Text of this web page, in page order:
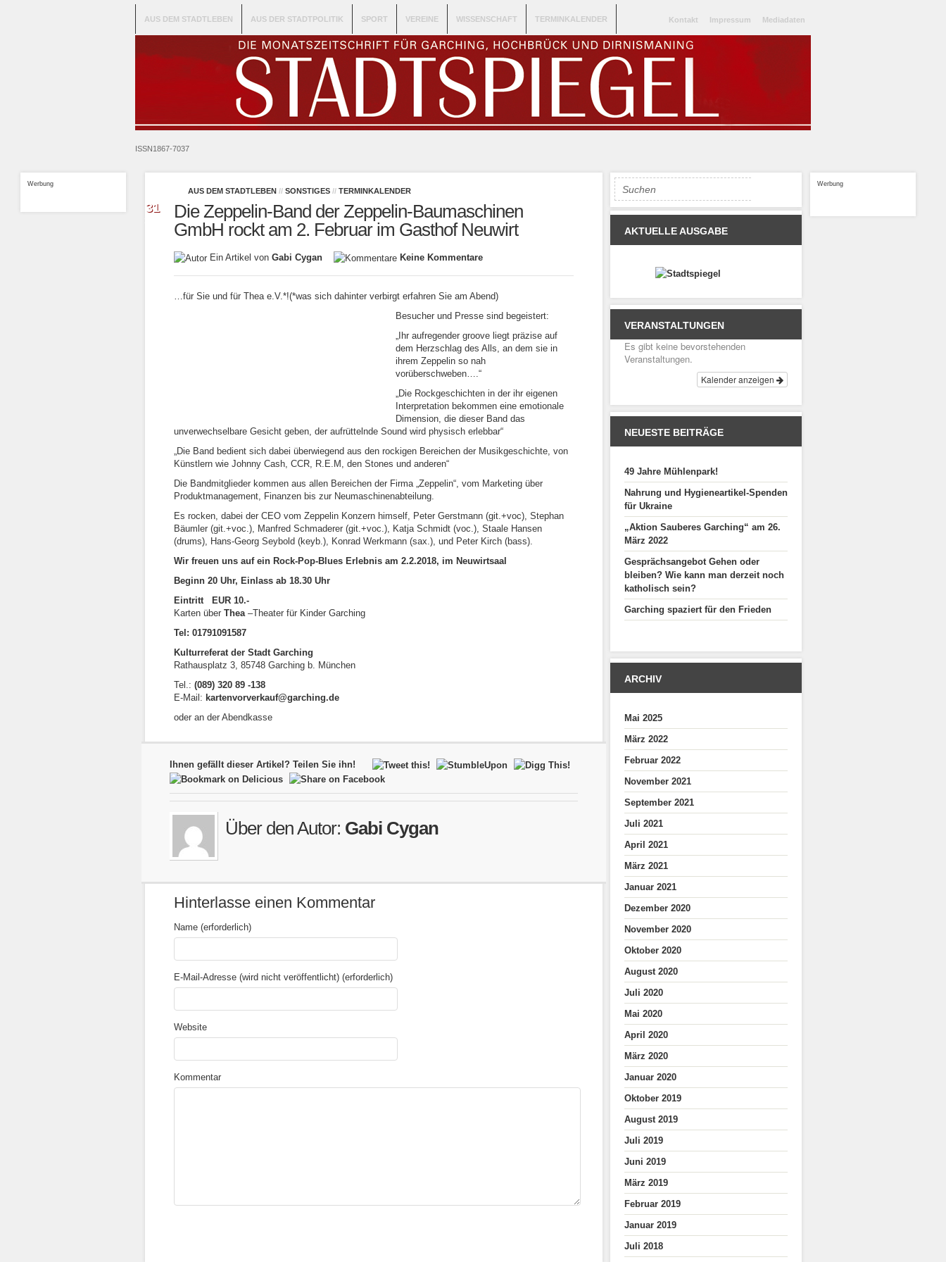
ISSN1867-7037
AUS DEM STADTLEBEN AUS DER STADTPOLITIK SPORT VEREINE WISSENSCHAFT TERMINKALENDER Kontakt Impressum Mediadaten
31
AUS DEM STADTLEBEN // SONSTIGES // TERMINKALENDER
Die Zeppelin-Band der Zeppelin-Baumaschinen
GmbH rockt am 2. Februar im Gasthof Neuwirt
Ein Artikel von Gabi Cygan Keine Kommentare
…für Sie und für Thea e.V.*!(*was sich dahinter verbirgt erfahren Sie am Abend)
Besucher und Presse sind begeistert:
„Ihr aufregender groove liegt präzise auf
dem Herzschlag des Alls, an dem sie in
ihrem Zeppelin so nah
vorüberschweben….“
„Die Rockgeschichten in der ihr eigenen
Interpretation bekommen eine emotionale
Dimension, die dieser Band das
unverwechselbare Gesicht geben, der aufrüttelnde Sound wird physisch erlebbar“
„Die Band bedient sich dabei überwiegend aus den rockigen Bereichen der Musikgeschichte, von
Künstlern wie Johnny Cash, CCR, R.E.M, den Stones und anderen“
Die Bandmitglieder kommen aus allen Bereichen der Firma „Zeppelin“, vom Marketing über
Produktmanagement, Finanzen bis zur Neumaschinenabteilung.
Es rocken, dabei der CEO vom Zeppelin Konzern himself, Peter Gerstmann (git.+voc), Stephan
Bäumler (git.+voc.), Manfred Schmaderer (git.+voc.), Katja Schmidt (voc.), Staale Hansen
(drums), Hans-Georg Seybold (keyb.), Konrad Werkmann (sax.), und Peter Kirch (bass).
Wir freuen uns auf ein Rock-Pop-Blues Erlebnis am 2.2.2018, im Neuwirtsaal
Beginn 20 Uhr, Einlass ab 18.30 Uhr
Eintritt EUR 10.-
Karten über Thea–Theater für Kinder Garching
Tel: 01791091587
Kulturreferat der Stadt Garching
Rathausplatz 3, 85748 Garching b. München
Tel.: (089) 320 89 -138
E-Mail: kartenvorverkauf@garching.de
oder an der Abendkasse
Ihnen gefällt dieser Artikel? Teilen Sie ihn!
Über den Autor: Gabi Cygan
Hinterlasse einen Kommentar
Name (erforderlich)
E-Mail-Adresse (wird nicht veröffentlicht) (erforderlich)
Website
Kommentar
AKTUELLE AUSGABE
VERANSTALTUNGEN
Es gibt keine bevorstehenden
Veranstaltungen.
Kalender anzeigen
NEUESTE BEITRÄGE
49 Jahre Mühlenpark!
Nahrung und Hygieneartikel-Spenden
für Ukraine
„Aktion Sauberes Garching“ am 26.
März 2022
Gesprächsangebot Gehen oder
bleiben? Wie kann man derzeit noch
katholisch sein?
Garching spaziert für den Frieden
ARCHIV
Mai 2025
März 2022
Februar 2022
November 2021
September 2021
Juli 2021
April 2021
März 2021
Januar 2021
Dezember 2020
November 2020
Oktober 2020
August 2020
Juli 2020
Mai 2020
April 2020
März 2020
Januar 2020
Oktober 2019
August 2019
Juli 2019
Juni 2019
März 2019
Februar 2019
Januar 2019
Juli 2018
Werbung
Werbung